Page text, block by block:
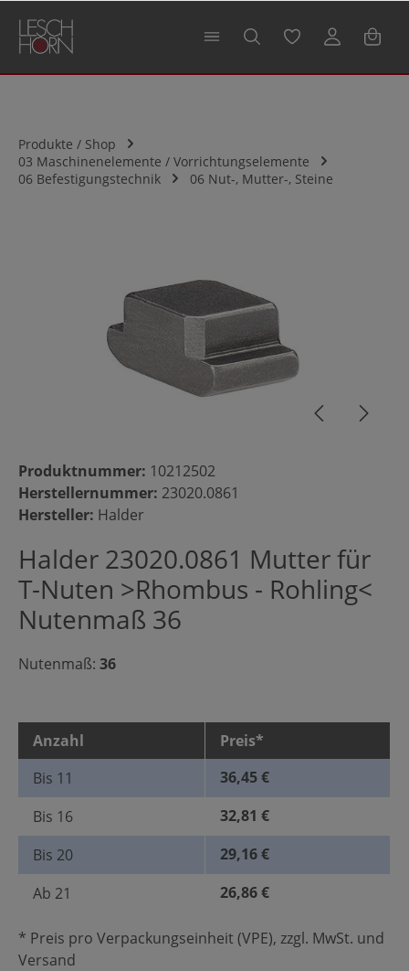
springen
Produkte / Shop
03 Maschinenelemente / Vorrichtungselemente
06 Befestigungstechnik
06 Nut-, Mutter-, Steine
Produktnummer: 10212502
Herstellernummer: 23020.0861
Hersteller: Halder
Halder 23020.0861 Mutter für
T-Nuten >Rhombus - Rohling<
Nutenmaß 36
Nutenmaß: 36
Anzahl
Preis*
Bis 11
36,45 €
Bis 16
32,81 €
Bis 20
29,16 €
Ab 21 26,86 €
* Preis pro Verpackungseinheit (VPE), zzgl. MwSt. und
Versand